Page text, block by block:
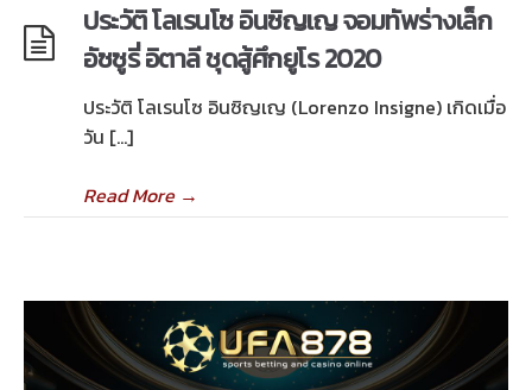
ประวัติ โลเรนโซ อินซิญเญ จอมทัพร่างเล็ก
อัซซูรี่ อิตาลี ชุดสู้ศึกยูโร 2020
ประวัติ โลเรนโซ อินซิญเญ (Lorenzo Insigne) เกิดเมื่อ
วัน […]
Read More→